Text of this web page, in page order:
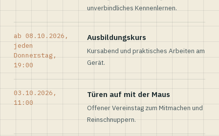
unverbindliches Kennenlernen.
ab 08.10.2026,
jeden
Donnerstag,
19:00
Ausbildungskurs
Kursabend und praktisches Arbeiten am
Gerät.
03.10.2026,
11:00
Türen auf mit der Maus
Offener Vereinstag zum Mitmachen und
Reinschnuppern.